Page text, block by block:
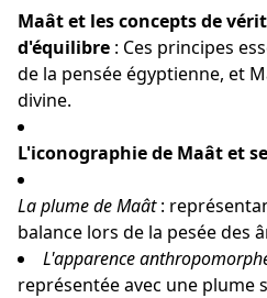
Maât et les concepts de
d'équilibre : Ces principes
de la pensée égyptienne, et
divine.
L'iconographie de Maât et
La plume de Maât:
balance lors de la pesée des
L'apparence
représentée avec une plume